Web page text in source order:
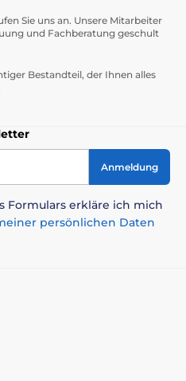
Sie uns an. Unsere Mitarbeiter
und Fachberatung geschult
Bestandteil, der Ihnen alles
Anmeldung
Formulars erkläre ich mich
persönlichen Daten